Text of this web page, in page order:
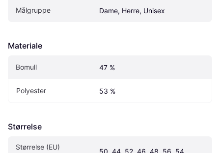
Målgruppe Dame, Herre, Unisex
Materiale
Bomull 47 %
Polyester 53 %
Størrelse
Størrelse (EU)
50, 44, 52, 46, 48, 56, 54